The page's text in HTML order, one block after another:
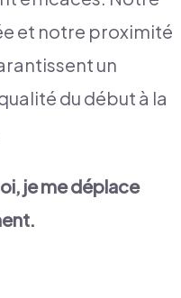
et notre proximité
un
du début à la
je me déplace